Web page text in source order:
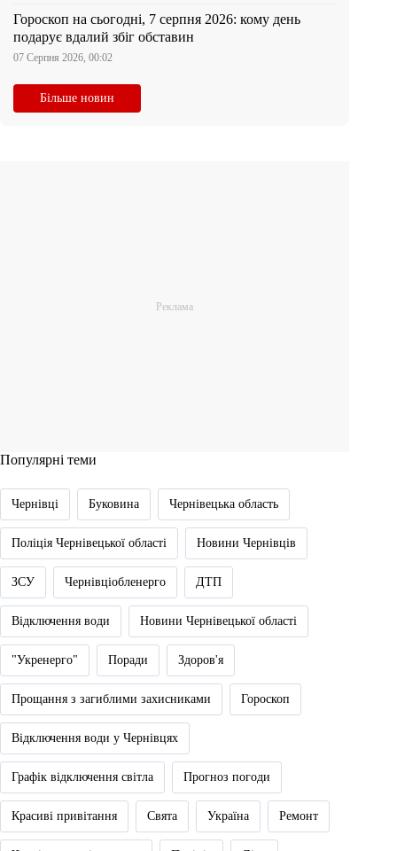
Гороскоп на сьогодні, 7 серпня 2026: кому день
подарує вдалий збіг обставин
07 Серпня 2026, 00:02
Більше новин
Популярні теми
Чернівці Буковина Чернівецька область
Поліція Чернівецької області Новини Чернівців
ЗСУ Чернівціобленерго ДТП
Відключення води Новини Чернівецької області
"Укренерго" Поради Здоров'я
Прощання з загиблими захисниками Гороскоп
Відключення води у Чернівцях
Графік відключення світла Прогноз погоди
Красиві привітання Свята Україна Ремонт